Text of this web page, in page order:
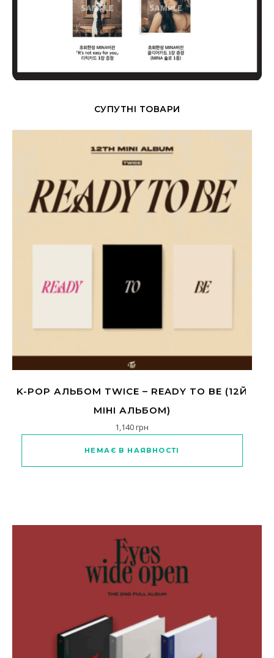
СУПУТНІ ТОВАРИ
K-POP АЛЬБОМ TWICE – READY TO BE (12Й
МІНІ АЛЬБОМ)
1,140грн
НЕМАЄ В НАЯВНОСТІ